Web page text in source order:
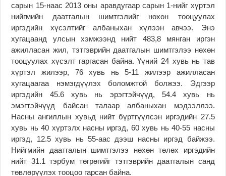
сарын 15-наас 2013 оны аравдугаар сарын 1-нийг хүртэл
нийгмийн даатгалын шимтгэлийг нөхөн тооцуулах
иргэдийн хүсэлтийг албаныхан хүлээн авчээ. Энэ
хугацаанд улсын хэмжээнд нийт 483,8 мянган иргэн
ажилласан жил, тэтгэврийн даатгалын шимтгэлээ нөхөн
тооцуулах хүсэлт гаргасан байна. Үүний 24 хувь нь тав
хүртэл жилээр, 76 хувь нь 5-11 жилээр ажилласан
хугацаагаа нэмэгдүүлэх боломжтой болжээ. Эдгээр
иргэдийн 45.6 хувь нь эрэгтэйчүүд, 54.4 хувь нь
эмэгтэйчүүд байсан талаар албаныхан мэдээллээ.
Насны ангиллын хувьд нийт бүртгүүлсэн иргэдийн 27.5
хувь нь 40 хүртэлх насны иргэд, 60 хувь нь 40-55 насны
иргэд, 12.5 хувь нь 55-аас дээш насны иргэд байжээ.
Нийгмийн даатгалын шимтгэлээ нөхөн төлөх иргэдийн
нийт 31.1 тэрбум төгрөгийг тэтгэврийн даатгалын санд
төвлөрүүлэх тооцоо гарсан байна.